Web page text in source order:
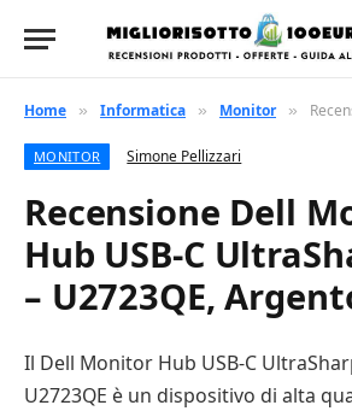
Home » Informatica » Monitor » Recensione
MONITOR Simone Pellizzari
Recensione Dell
Hub USB-C
– U2723QE,
Il Dell Monitor Hub USB-C
U2723QE è un dispositivo di alta